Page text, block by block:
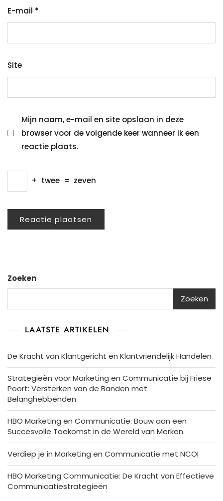
E-mail *
Site
Mijn naam, e-mail en site opslaan in deze
browser voor de volgende keer wanneer ik een
reactie plaats.
+ twee = zeven
Zoeken
Zoeken
LAATSTE ARTIKELEN
De Kracht van Klantgericht en Klantvriendelijk Handelen
Strategieën voor Marketing en Communicatie bij Friese
Poort: Versterken van de Banden met
Belanghebbenden
HBO Marketing en Communicatie: Bouw aan een
Succesvolle Toekomst in de Wereld van Merken
Verdiep je in Marketing en Communicatie met NCOI
HBO Marketing Communicatie: De Kracht van Effectieve
Communicatiestrategieën